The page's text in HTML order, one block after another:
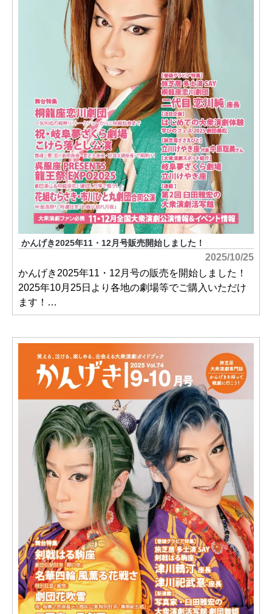
かんげき2025年11・12月号販売開始しました！
2025/10/25
かんげき2025年11・12月号の販売を開始しました！
2025年10月25日より各地の劇場等でご購入いただけ
ます！…